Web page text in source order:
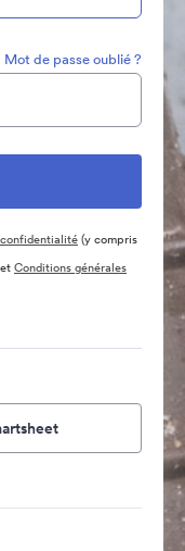
Mot de passe oublié ?
(y compris
Conditions générales